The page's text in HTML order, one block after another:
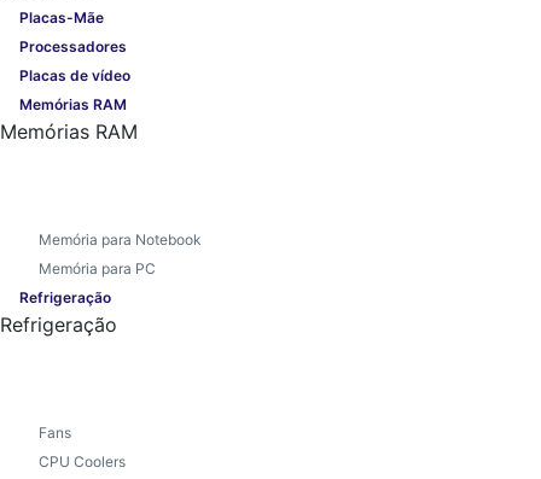
Placas-Mãe
Processadores
Placas de vídeo
Memórias RAM
Memórias RAM
Memória para Notebook
Memória para PC
Refrigeração
Refrigeração
Fans
CPU Coolers